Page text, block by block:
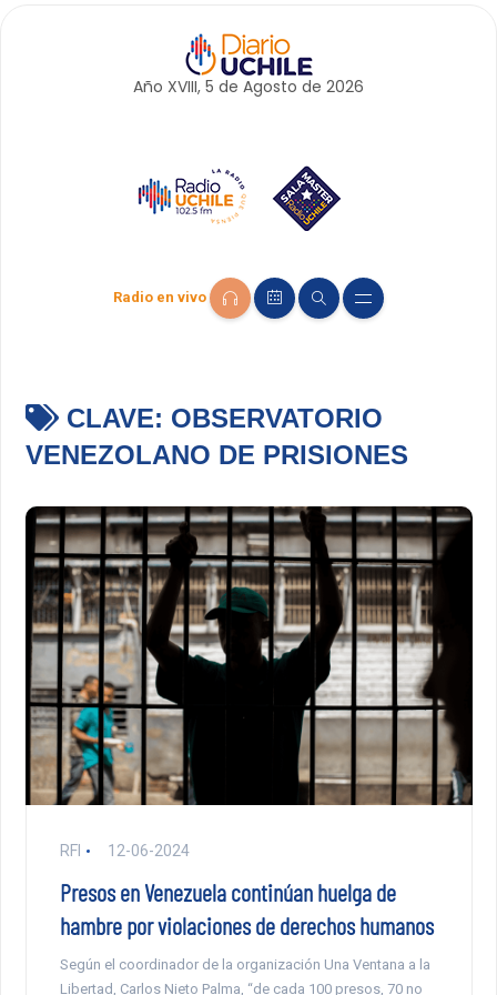
Año XVIII, 5 de Agosto de 2026
Radio en vivo
CLAVE: OBSERVATORIO
VENEZOLANO DE PRISIONES
RFI 12-06-2024
Presos en Venezuela continúan huelga de
hambre por violaciones de derechos humanos
Según el coordinador de la organización Una Ventana a la
Libertad, Carlos Nieto Palma, “de cada 100 presos, 70 no